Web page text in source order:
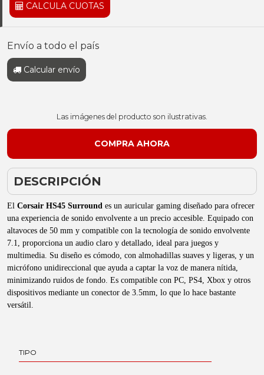
CALCULA CUOTAS
Envío a todo el país
Calcular envío
Las imágenes del producto son ilustrativas.
DESCRIPCIÓN
El Corsair HS45 Surround es un auricular gaming diseñado para ofrecer
una experiencia de sonido envolvente a un precio accesible. Equipado con
altavoces de 50 mm y compatible con la tecnología de sonido envolvente
7.1, proporciona un audio claro y detallado, ideal para juegos y
multimedia. Su diseño es cómodo, con almohadillas suaves y ligeras, y un
micrófono unidireccional que ayuda a captar la voz de manera nítida,
minimizando ruidos de fondo. Es compatible con PC, PS4, Xbox y otros
dispositivos mediante un conector de 3.5mm, lo que lo hace bastante
versátil.
TIPO